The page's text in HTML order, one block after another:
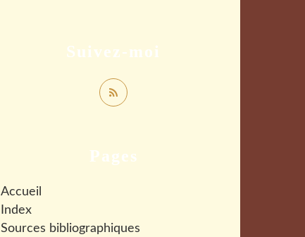
Pages
Accueil
Index
Sources bibliographiques
Suivez-moi